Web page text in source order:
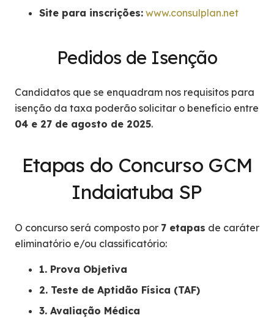
Site para inscrições: www.consulplan.net
Pedidos de Isenção
Candidatos que se enquadram nos requisitos para
isenção da taxa poderão solicitar o benefício entre
04 e 27 de agosto de 2025.
Etapas do Concurso GCM
Indaiatuba SP
O concurso será composto por 7 etapas de caráter
eliminatório e/ou classificatório:
1. Prova Objetiva
2. Teste de Aptidão Física (TAF)
3. Avaliação Médica